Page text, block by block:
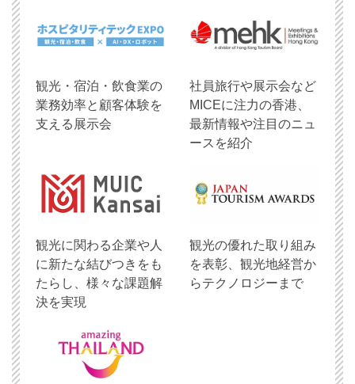
観光・宿泊・飲食業の
業務効率と顧客体験を
支える展示会
社員旅行や展示会など
MICEに注力の香港、
最新情報や注目のニュ
ースを紹介
観光に関わる企業や人
に新たな結びつきをも
たらし、様々な課題解
決を実現
観光の優れた取り組み
を表彰、観光地経営か
らテクノロジーまで